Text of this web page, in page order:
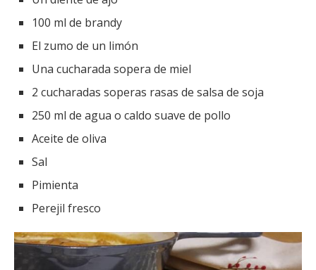
100 ml de brandy
El zumo de un limón
Una cucharada sopera de miel
2 cucharadas soperas rasas de salsa de soja
250 ml de agua o caldo suave de pollo
Aceite de oliva
Sal
Pimienta
Perejil fresco